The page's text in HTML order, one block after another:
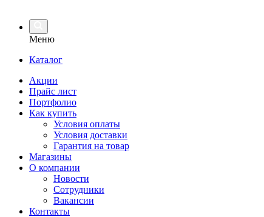
Меню
Каталог
Акции
Прайс лист
Портфолио
Как купить
Условия оплаты
Условия доставки
Гарантия на товар
Магазины
О компании
Новости
Сотрудники
Вакансии
Контакты